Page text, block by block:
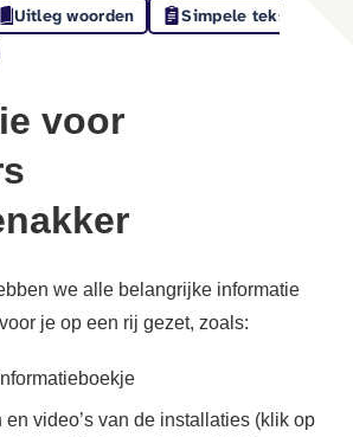
Uitleg woorden
Simpele tekst
we alle belangrijke informatie
je op een rij gezet, zoals:
video’s van de installaties (klik op